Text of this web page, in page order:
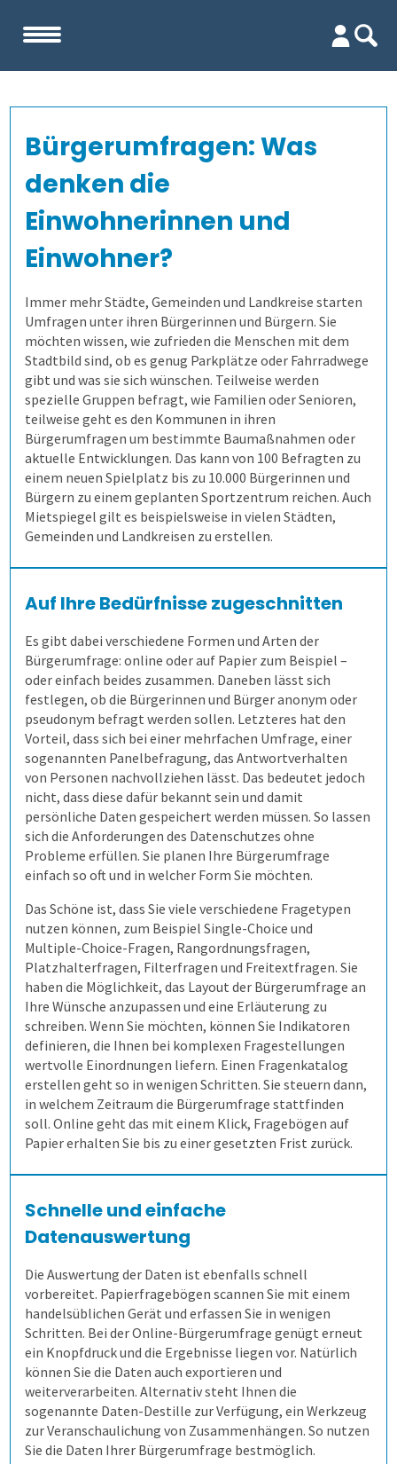
Unternehmen
Firma
Kennenlernen
Referenzen
Schulungen und Webinare
Datenschutz
Karriere
Nachrichten
Wofür ist es gut?
Lehrevaluation
Kursevaluation
Modulevaluation
Internationale Studiengänge
Online Evaluieren
Auf Papier evaluieren
Wer erfährt was, und wie?
Auswertungen direkt abrufen
Anonymität sicherstellen
Ergebnisse
Auswertungen je Zielgruppe
Mit Selbstbauprinzip
Mehr aus Daten herausholen
Datensparsamkeit
Wie finden wir die Antworten?
Verschiedene Fragetypen
Gezielt führen
Modulare Fragebögen
Wie spart es Zeit?
Zeitsteuerung
Lehrende helfen mit
Bewährtes teilen
Wandel im Blick behalten
Fernsteuerung
Wem kann es helfen?
Volkshochschulen
Berufliche Weiterbildung
Hochschulen
Duales Studium
Kunst und Musik
Allen, die evaluieren!
Wie kommen die Daten dorthin?
Stud.ip
individuelle Lösung
academyFIVE
Wie fangen wir an?
Cloud oder vor Ort
Leichter Datenimport
Einstiegsschulungen
Schulungen für Fortgeschrittene
Prüfungen
Prüfungsprozess
1. Aufgaben verwalten
Aufgaben gemeinsam nutzen
Flexible Aufgabenformen
Formeln und Sonderzeichen
Selbstgewählte Filterkriterien
2. Prüfung zusammenstellen
Prüfungsteile und Vignetten
Die Blaupause
Flexible Notenstufen
Eigene Bepunktungsregeln
Abschreiben verhindern
Prüflinge anlegen
3. Online prüfen
Bequeme Onlineprüfungen
4. Auf Papier prüfen
Rechtssichere Prüfungen
Massenprüfungen bewältigen
Fehler vermeiden
Transparenz schaffen
5. Ergebnisse erzeugen
Qualitätsdaten
Ergebnisbericht
Aufgabenverwaltung Frida
Scannerkorrektur Klaus Papier
Onlineprüfungen Klaus Online
Demoversion
Schulungen
Einstieg
Fortgeschritten
Extras
ILIAS
Befragungen
Befragung mit QuestorPro
Unternehmen
Mitarbeiterbefragung
360-Grad-Feedback
Kundenbefragung
Gesundheitswesen
Patientenbefragung
Ärzte- und Pflegebefragung
Versorgungsqualität messen
1. Alle Befragungsarten
Punktuelle Meinungsumfrage
Bürgerbeteiligung
Studierendenbefragung
Panelbefragung
Wahlen
Weitere Befragungsprozesse
2. Befragung vorbereiten
Befragungsart wählen
Daten importieren
Fragebogen erstellen
3. Daten erheben
Auf Papier befragen
Online befragen
Hybrid befragen
4. Bögen erfassen
Fragebögen einscannen
Qualität der Erfassung prüfen
5. Ergebnisse generieren
Daten detailliert auswerten
Daten weiterverarbeiten
Lösung
Demoversion
Einstieg
Fortgeschritten
Extras
Mehrsprachige Fragebögen
Selbstgestaltete Fragebögen
Audit-Log
Dienstleistungen
Kontakt
Kontakt
Anfahrt
Bürgerumfragen: Was
denken die
Einwohnerinnen und
Einwohner?
Immer mehr Städte, Gemeinden und Landkreise starten
Umfragen unter ihren Bürgerinnen und Bürgern. Sie
möchten wissen, wie zufrieden die Menschen mit dem
Stadtbild sind, ob es genug Parkplätze oder Fahrradwege
gibt und was sie sich wünschen. Teilweise werden
spezielle Gruppen befragt, wie Familien oder Senioren,
teilweise geht es den Kommunen in ihren
Bürgerumfragen um bestimmte Baumaßnahmen oder
aktuelle Entwicklungen. Das kann von 100 Befragten zu
einem neuen Spielplatz bis zu 10.000 Bürgerinnen und
Bürgern zu einem geplanten Sportzentrum reichen. Auch
Mietspiegel gilt es beispielsweise in vielen Städten,
Gemeinden und Landkreisen zu erstellen.
Auf Ihre Bedürfnisse zugeschnitten
Es gibt dabei verschiedene Formen und Arten der
Bürgerumfrage: online oder auf Papier zum Beispiel –
oder einfach beides zusammen. Daneben lässt sich
festlegen, ob die Bürgerinnen und Bürger anonym oder
pseudonym befragt werden sollen. Letzteres hat den
Vorteil, dass sich bei einer mehrfachen Umfrage, einer
sogenannten Panelbefragung, das Antwortverhalten
von Personen nachvollziehen lässt. Das bedeutet jedoch
nicht, dass diese dafür bekannt sein und damit
persönliche Daten gespeichert werden müssen. So lassen
sich die Anforderungen des Datenschutzes ohne
Probleme erfüllen. Sie planen Ihre Bürgerumfrage
einfach so oft und in welcher Form Sie möchten.
Das Schöne ist, dass Sie viele verschiedene Fragetypen
nutzen können, zum Beispiel Single-Choice und
Multiple-Choice-Fragen, Rangordnungsfragen,
Platzhalterfragen, Filterfragen und Freitextfragen. Sie
haben die Möglichkeit, das Layout der Bürgerumfrage an
Ihre Wünsche anzupassen und eine Erläuterung zu
schreiben. Wenn Sie möchten, können Sie Indikatoren
definieren, die Ihnen bei komplexen Fragestellungen
wertvolle Einordnungen liefern. Einen Fragenkatalog
erstellen geht so in wenigen Schritten. Sie steuern dann,
in welchem Zeitraum die Bürgerumfrage stattfinden
soll. Online geht das mit einem Klick, Fragebögen auf
Papier erhalten Sie bis zu einer gesetzten Frist zurück.
Schnelle und einfache
Datenauswertung
Die Auswertung der Daten ist ebenfalls schnell
vorbereitet. Papierfragebögen scannen Sie mit einem
handelsüblichen Gerät und erfassen Sie in wenigen
Schritten. Bei der Online-Bürgerumfrage genügt erneut
ein Knopfdruck und die Ergebnisse liegen vor. Natürlich
können Sie die Daten auch exportieren und
weiterverarbeiten. Alternativ steht Ihnen die
sogenannte Daten-Destille zur Verfügung, ein Werkzeug
zur Veranschaulichung von Zusammenhängen. So nutzen
Sie die Daten Ihrer Bürgerumfrage bestmöglich.